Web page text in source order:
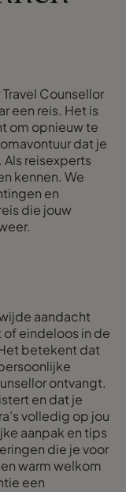
Counsellor
een reis. Het is
om opnieuw te
dat je
reisexperts
kennen. We
en
die jouw
aandacht
eindeloos in de
betekent dat
ontvangt.
en dat je
volledig op jou
aanpak en tips
die je voor
warm welkom
een